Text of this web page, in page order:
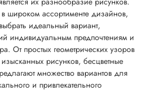
широком ассортименте дизайнов,
идеальный вариант,
индивидуальным предпочтениям и
От простых геометрических узоров
рисунков, бесцветные
множество вариантов для
и привлекательного